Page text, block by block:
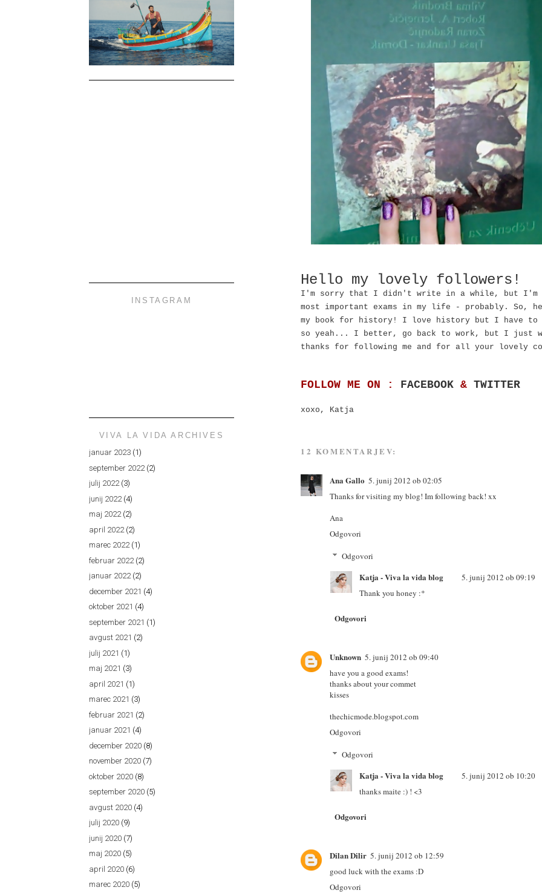
Hello my lovely followers!
I'm sorry that I didn't write in a while, but I'm so
most important exams in my life - probably. So,
my book for history! I love history but I have to
so yeah... I better, go back to work, but I just
thanks for following me and for all your lovely
FOLLOW ME ON : FACEBOOK & TWITTER
xoxo, Katja
12 KOMENTARJEV:
Ana Gallo 5. junij 2012 ob 02:05
Thanks for visiting my blog! Im following back! xx
Ana
Odgovori
Odgovori
Katja - Viva la vida blog
5. junij 2012 ob 09:19
Thank you honey :*
Odgovori
Unknown 5. junij 2012 ob 09:40
have you a good exams!
thanks about your commet
kisses
thechicmode.blogspot.com
Odgovori
Odgovori
Katja - Viva la vida blog
5. junij 2012 ob 10:20
thanks maite :) ! <3
Odgovori
Dilan Dilir 5. junij 2012 ob 12:59
good luck with the exams :D
Odgovori
INSTAGRAM
VIVA LA VIDA ARCHIVES
januar 2023 (1)
september 2022 (2)
julij 2022(3)
junij 2022 (4)
maj 2022(2)
april 2022 (2)
marec 2022(1)
februar 2022 (2)
januar 2022(2)
december 2021 (4)
oktober 2021 (4)
september 2021 (1)
avgust 2021 (2)
julij 2021 (1)
maj 2021 (3)
april 2021 (1)
marec 2021 (3)
februar 2021 (2)
januar 2021 (4)
december 2020 (8)
november 2020 (7)
oktober 2020 (8)
september 2020 (5)
avgust 2020 (4)
julij 2020 (9)
junij 2020 (7)
maj 2020 (5)
april 2020 (6)
marec 2020 (5)